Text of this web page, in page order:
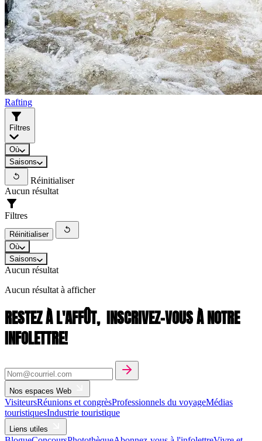
Rafting
Filtres
Où
Saisons
Réinitialiser
Aucun résultat
Filtres
Réinitialiser
Où
Saisons
Aucun résultat
Aucun résultat à afficher
RESTEZ À L'AFFÛT, INSCRIVEZ-VOUS À NOTRE
INFOLETTRE!
Nos espaces Web
VisiteursRéunions et congrèsProfessionnels du voyageMédias
touristiquesIndustrie touristique
Liens utiles